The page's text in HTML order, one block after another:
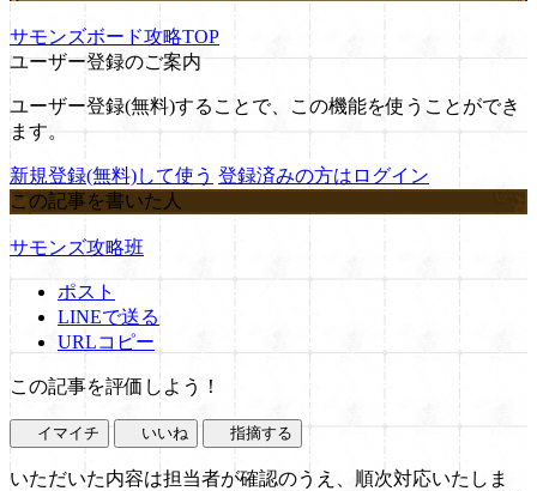
サモンズボード攻略TOP
ユーザー登録のご案内
ユーザー登録(無料)することで、この機能を使うことができ
ます。
新規登録(無料)して使う 登録済みの方はログイン
この記事を書いた人
サモンズ攻略班
ポスト
LINEで送る
URLコピー
この記事を評価しよう！
イマイチ いいね 指摘する
いただいた内容は担当者が確認のうえ、順次対応いたしま